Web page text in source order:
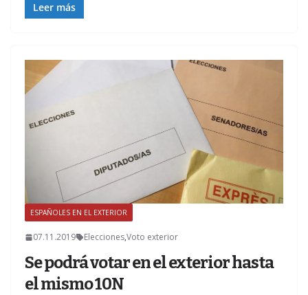
Leer más
ESPAÑOLES EN EL EXTERIOR
07.11.2019 Elecciones,Voto exterior
Se podrá votar en el exterior hasta
el mismo 10N